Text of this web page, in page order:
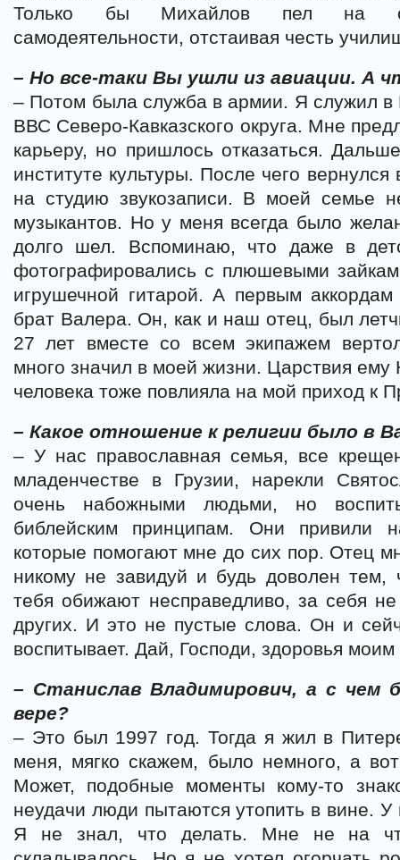
Только бы Михайлов пел на
самодеятельности, отстаивая честь
– Но все-таки Вы ушли из авиации. А
– Потом была служба в армии. Я служил в
ВВС Северо-Кавказского округа. Мне
карьеру, но пришлось отказаться.
институте культуры. После чего
на студию звукозаписи. В моей семье
музыкантов. Но у меня всегда было
долго шел. Вспоминаю, что даже в
фотографировались с плюшевыми
игрушечной гитарой. А первым
брат Валера. Он, как и наш отец, был
27 лет вместе со всем экипажем
много значил в моей жизни. Царствия ему
человека тоже повлияла на мой приход к
– Какое отношение к религии было в
– У нас православная семья, все
младенчестве в Грузии, нарекли
очень набожными людьми, но
библейским принципам. Они привили
которые помогают мне до сих пор. Отец
никому не завидуй и будь доволен тем,
тебя обижают несправедливо, за себя не
других. И это не пустые слова. Он и
воспитывает. Дай, Господи, здоровья
– Станислав Владимирович, а с чем
вере?
– Это был 1997 год. Тогда я жил в
меня, мягко скажем, было немного, а
Может, подобные моменты кому-то
неудачи люди пытаются утопить в вине.
Я не знал, что делать. Мне не на